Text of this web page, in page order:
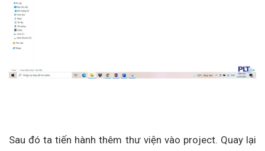
Sau đó ta tiến hành thêm thư viện vào project. Quay lại